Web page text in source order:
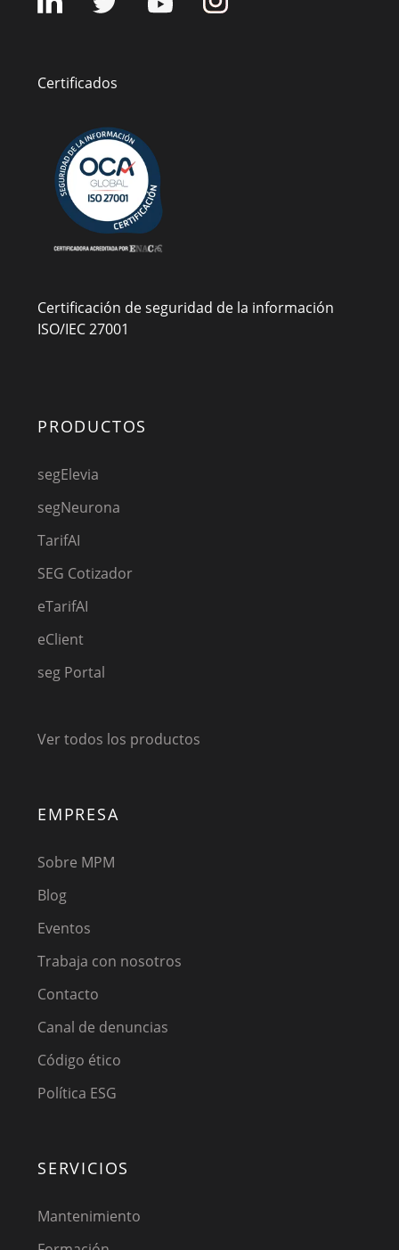
Certificados
Certificación de seguridad de la información
ISO/IEC 27001
PRODUCTOS
segElevia
segNeurona
TarifAI
SEG Cotizador
eTarifAI
eClient
seg Portal
Ver todos los productos
EMPRESA
Sobre MPM
Blog
Eventos
Trabaja con nosotros
Contacto
Canal de denuncias
Código ético
Política ESG
SERVICIOS
Mantenimiento